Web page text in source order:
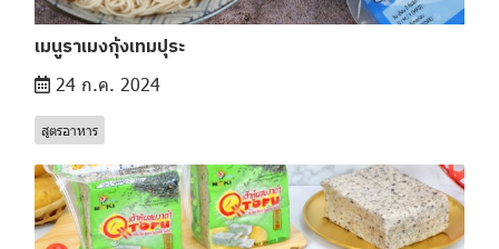
เมนูราเมงกุ้งเทมปุระ
24 ก.ค. 2024
สูตรอาหาร